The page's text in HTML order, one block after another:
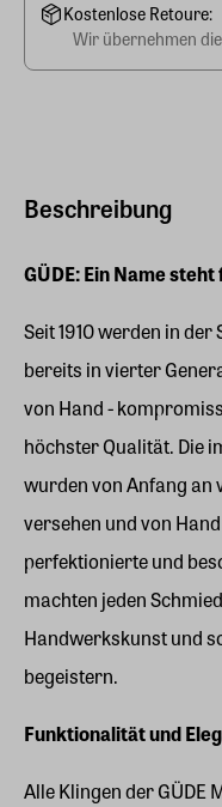
Beschreibung
GÜDE: Ein Name
Seit 1910 werden in
bereits in vierter
von Hand -
höchster Qualität. Die
wurden von Anfang an
versehen und von
perfektionierte und
machten jeden
Handwerkskunst und
begeistern.
Funktionalität und
Alle Klingen der GÜDE
Kostenlose Retoure:
Wir übernehmen